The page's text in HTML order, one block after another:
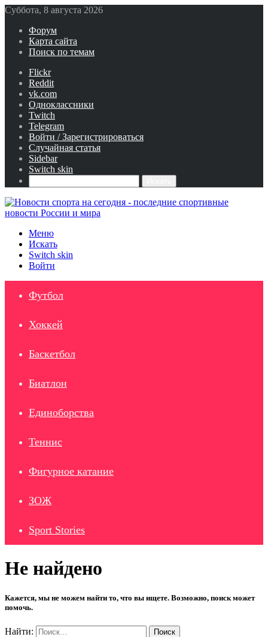
Суббота, 8 августа 2026
Форум
Карта сайта
Поиск по темам
Flickr
Reddit
vk.com
Одноклассники
Twitch
Telegram
Войти / Зарегистрироваться
Случайная статья
Sidebar
Switch skin
Меню
Искать
Switch skin
Войти
Футбол
Хоккей
Баскетбол
Биатлон
Единоборства
Теннис
Фигурное катание
ЗОЖ
Sport Stories
Не найдено
Кажется, мы не можем найти то, что вы ищете. Возможно, поиск может
помочь.
Найти: